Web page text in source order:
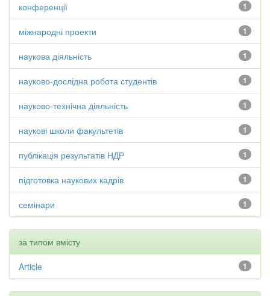
1
конференції
1
міжнародні проекти
1
наукова діяльність
1
науково-дослідна робота студентів
1
науково-технічна діяльність
1
наукові школи факультетів
1
публікація результатів НДР
1
підготовка наукових кадрів
1
семінари
за типом вмісту
1
Article